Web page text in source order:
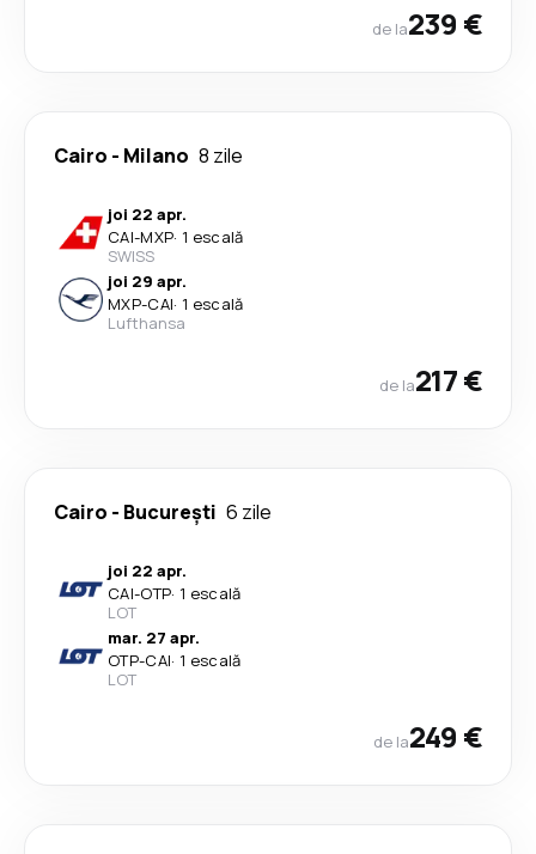
de la239 €
Cairo - Milano 8 zile
joi 22 apr.
CAI-MXP· 1 escală
SWISS
joi 29 apr.
MXP-CAI· 1 escală
Lufthansa
de la217 €
Cairo - București 6 zile
joi 22 apr.
CAI-OTP· 1 escală
LOT
mar. 27 apr.
OTP-CAI· 1 escală
LOT
de la249 €